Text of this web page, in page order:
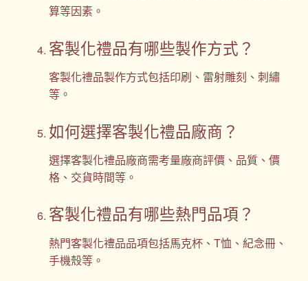
算等因素。
客製化禮品有哪些製作方式？
客製化禮品製作方式包括印刷、雷射雕刻、刺繡
等。
如何選擇客製化禮品廠商？
選擇客製化禮品廠商需考量廠商評價、品質、價
格、交貨時間等。
客製化禮品有哪些熱門品項？
熱門客製化禮品品項包括馬克杯、T恤、紀念冊、
手機殼等。